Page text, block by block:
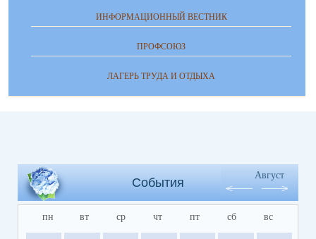
ИНФОРМАЦИОННЫЙ ВЕСТНИК
ПРОФСОЮЗ
ЛАГЕРЬ ТРУДА И ОТДЫХА
События
Август
пн вт ср чт пт сб вс